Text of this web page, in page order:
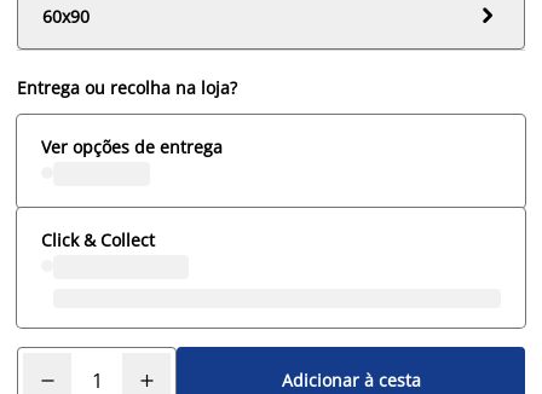
60x90

Entrega ou recolha na loja?
Ver opções de entrega
Click & Collect
Adicionar à cesta